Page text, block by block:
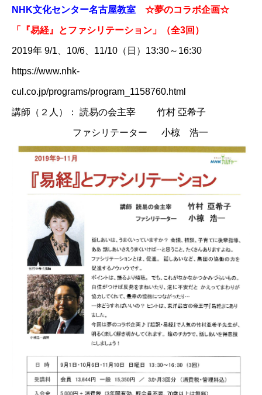
NHK文化センター名古屋教室 ☆夢のコラボ企画☆
「『易経』とファシリテーション」（全3回）
2019年 9/1、10/6、11/10（日）13:30～16:30
https://www.nhk-
cul.co.jp/programs/program_1158760.html
講師（２人）： 読易の会主宰 竹村 亞希子
ファシリテーター 小椋 浩一​
お問い合わせ 講演会・セミナー情報